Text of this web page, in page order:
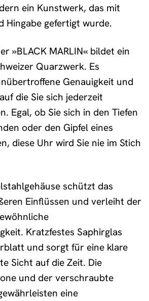
ein Kunstwerk, das mit
Hingabe gefertigt wurde.
»BLACK MARLIN« bildet ein
Quarzwerk. Es
Genauigkeit und
die Sie sich jederzeit
Egal, ob Sie sich in den Tiefen
oder den Gipfel eines
diese Uhr wird Sie nie im Stich
schützt das
Einflüssen und verleiht der
Kratzfestes Saphirglas
und sorgt für eine klare
Sicht auf die Zeit. Die
und der verschraubte
eine